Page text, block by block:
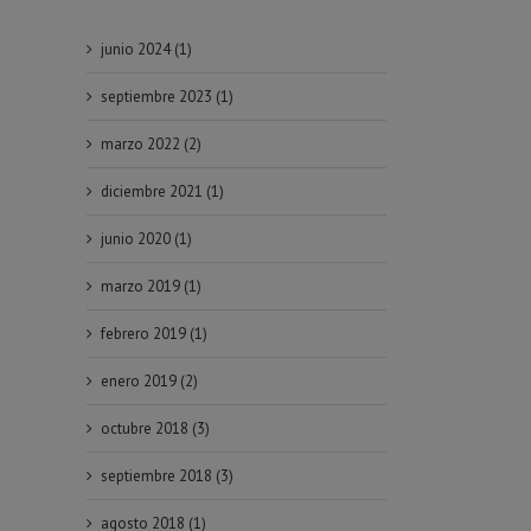
junio 2024 (1)
septiembre 2023 (1)
marzo 2022 (2)
diciembre 2021 (1)
junio 2020 (1)
marzo 2019 (1)
febrero 2019 (1)
enero 2019 (2)
octubre 2018 (3)
septiembre 2018 (3)
agosto 2018 (1)